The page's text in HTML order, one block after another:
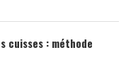
cuisses : méthode